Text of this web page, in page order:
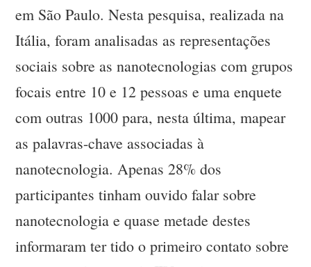
em São Paulo. Nesta pesquisa, realizada na
Itália, foram analisadas as representações
sociais sobre as nanotecnologias com grupos
focais entre 10 e 12 pessoas e uma enquete
com outras 1000 para, nesta última, mapear
as palavras-chave associadas à
nanotecnologia. Apenas 28% dos
participantes tinham ouvido falar sobre
nanotecnologia e quase metade destes
informaram ter tido o primeiro contato sobre